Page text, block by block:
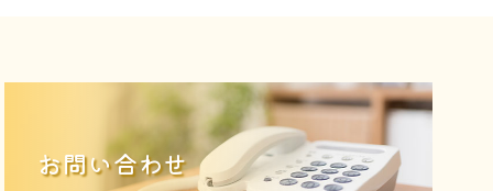
お問い合わせ